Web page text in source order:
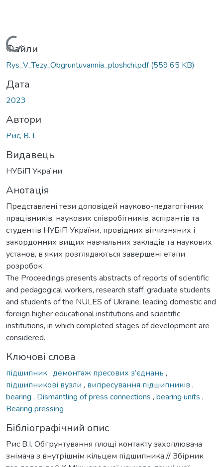
Вантажиться...
Файли
Rys_V_Tezy_Obgruntuvannia_ploshchi.pdf(559,65 KB)
Дата
2023
Автори
Рис, В. І.
Видавець
НУБіП України
Анотація
Представлені тези доповідей науково-педагогічних
працівників, наукових співробітників, аспірантів та
студентів НУБіП України, провідних вітчизняних і
закордонних вищих навчальних закладів та наукових
установ, в яких розглядаються завершені етапи
розробок.
The Proceedings presents abstracts of reports of scientific
and pedagogical workers, research staff, graduate students
and students of the NULES of Ukraine, leading domestic and
foreign higher educational institutions and scientific
institutions, in which completed stages of development are
considered.
Ключові слова
підшипник, демонтаж пресових з’єднань ,
підшипникові вузли , випресування підшипників ,
bearing , Dismantling of press connections , bearing units ,
Bearing pressing
Бібліографічний опис
Рис В.І. Обґрунтування площі контакту захоплювача
знімача з внутрішнім кільцем підшипника // Збірник